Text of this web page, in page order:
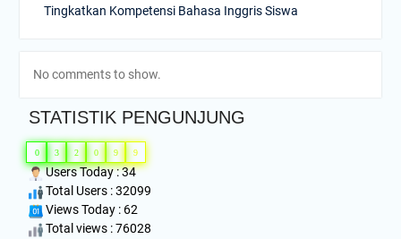
Tingkatkan Kompetensi Bahasa Inggris Siswa
No comments to show.
STATISTIK PENGUNJUNG
0 3 2 0 9 9
Users Today : 34
Total Users : 32099
Views Today : 62
Total views : 76028